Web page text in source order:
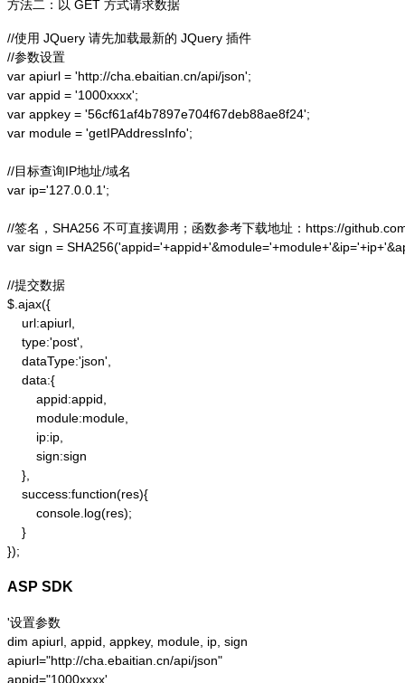
方法二：以 GET 方式请求数据
//使用 JQuery 请先加载最新的 JQuery 插件
//参数设置
var apiurl = 'http://cha.ebaitian.cn/api/json';
var appid = '1000xxxx';
var appkey = '56cf61af4b7897e704f67deb88ae8f24';
var module = 'getIPAddressInfo';
//目标查询IP地址/域名
var ip='127.0.0.1';
//签名，SHA256 不可直接调用；函数参考下载地址：https://
var sign =
//提交数据
$.ajax({
    url:apiurl,
    type:'post',
    dataType:'json',
    data:{
        appid:appid,
        module:module,
        ip:ip,
        sign:sign
    },
    success:function(res){
        console.log(res);
    }
});
ASP SDK
'设置参数
dim apiurl, appid, appkey, module, ip, sign
apiurl="http://cha.ebaitian.cn/api/json"
appid="1000xxxx'